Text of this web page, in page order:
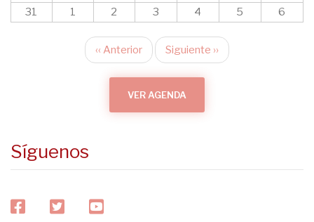
31
1 2 3 4 5 6
Paginación
‹‹ Anterior Siguiente ››
VER AGENDA
Síguenos
facebooktwitteryoutube